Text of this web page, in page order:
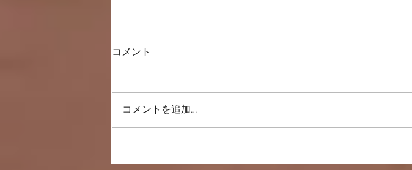
ネック（首）のこと。
常を！
コメント
コメントを追加…